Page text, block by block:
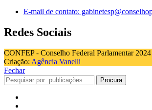
E-mail de contato:
Redes Sociais
CONFEP - Conselho Federal Parlamentar 2024
Criação: Agência Vanelli
Fechar
Procura